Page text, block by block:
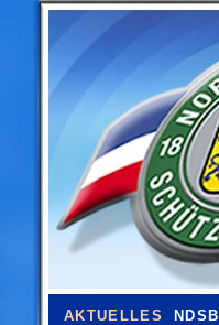
AKTUELLES NDSB